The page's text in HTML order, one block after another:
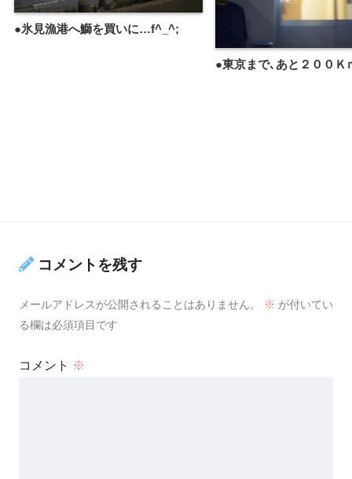
●氷見漁港へ鰤を買いに…f^_^;
●東京まで､あと２００
コメントを残す
メールアドレスが公開されることはありません。 ※ が付いてい
る欄は必須項目です
コメント ※